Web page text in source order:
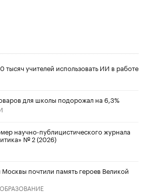
тысяч учителей использовать ИИ в работе
для школы подорожал на 6,3%
научно-публицистического журнала
№ 2 (2026)
почтили память героев Великой